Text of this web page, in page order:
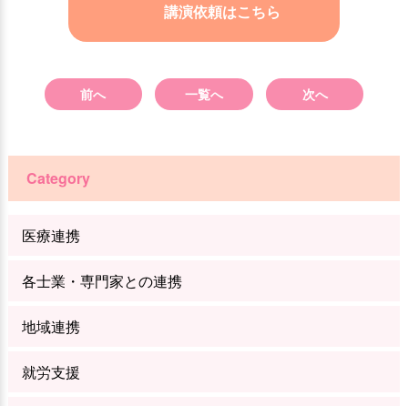
講演依頼はこちら
前へ 一覧へ 次へ
Category
医療連携
各士業・専門家との連携
地域連携
就労支援